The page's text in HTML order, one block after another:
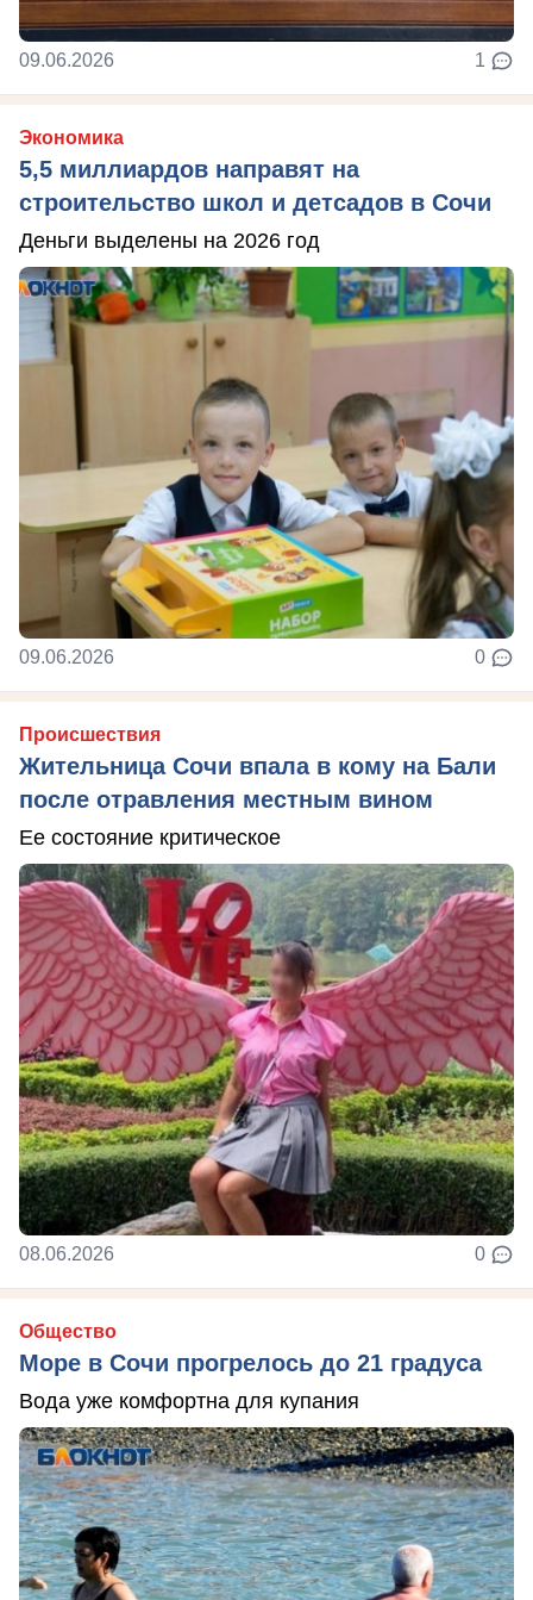
09.06.2026 1
Экономика
5,5 миллиардов направят на
строительство школ и детсадов в Сочи
Деньги выделены на 2026 год
09.06.2026 0
Происшествия
Жительница Сочи впала в кому на Бали
после отравления местным вином
Ее состояние критическое
08.06.2026 0
Общество
Море в Сочи прогрелось до 21 градуса
Вода уже комфортна для купания